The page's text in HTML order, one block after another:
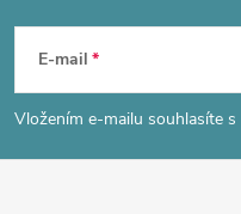
p
a
E-mail
Vložením e-mailu souhlasíte s